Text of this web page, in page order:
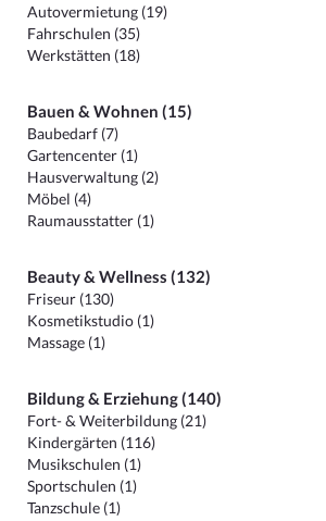
Autovermietung (19)
Fahrschulen (35)
Werkstätten (18)
Bauen & Wohnen (15)
Baubedarf (7)
Gartencenter (1)
Hausverwaltung (2)
Möbel (4)
Raumausstatter (1)
Beauty & Wellness (132)
Friseur (130)
Kosmetikstudio (1)
Massage (1)
Bildung & Erziehung (140)
Fort- & Weiterbildung (21)
Kindergärten (116)
Musikschulen (1)
Sportschulen (1)
Tanzschule (1)